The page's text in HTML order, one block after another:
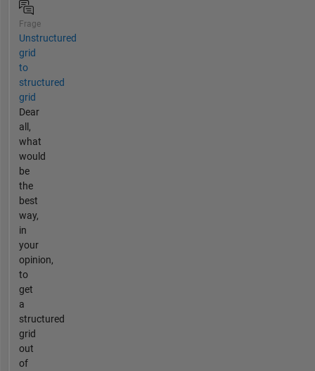
Frage
Unstructured
grid
to
structured
grid
Dear
all,
what
would
be
the
best
way,
in
your
opinion,
to
get
a
structured
grid
out
of